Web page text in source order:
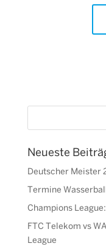
Neueste
Deutscher Meister
Termine
Champions
FTC Telekom vs
League